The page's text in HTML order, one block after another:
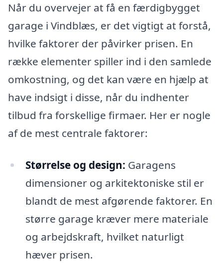
Når du overvejer at få en færdigbygget
garage i Vindblæs, er det vigtigt at forstå,
hvilke faktorer der påvirker prisen. En
række elementer spiller ind i den samlede
omkostning, og det kan være en hjælp at
have indsigt i disse, når du indhenter
tilbud fra forskellige firmaer. Her er nogle
af de mest centrale faktorer:
Størrelse og design: Garagens
dimensioner og arkitektoniske stil er
blandt de mest afgørende faktorer. En
større garage kræver mere materiale
og arbejdskraft, hvilket naturligt
hæver prisen.